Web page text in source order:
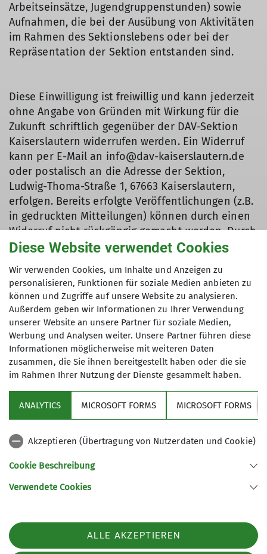
Arbeitseinsätze, Jugendgruppenstunden) sowie
Aufnahmen, die bei der Ausübung von Aktivitäten
im Rahmen des Sektionslebens oder bei der
Repräsentation der Sektion entstanden sind.
Diese Einwilligung ist freiwillig und kann jederzeit
ohne Angabe von Gründen mit Wirkung für die
Zukunft schriftlich gegenüber der DAV-Sektion
Kaiserslautern widerrufen werden. Ein Widerruf
kann per E-Mail an info@dav-kaiserslautern.de
oder postalisch an die Adresse der Sektion,
Ludwig-Thoma-Straße 1, 67663 Kaiserslautern,
erfolgen. Bereits erfolgte Veröffentlichungen (z.B.
in gedruckten Mitteilungen) können durch einen
Widerruf nicht rückgängig gemacht werden. Durch
den Widerruf der Einwilligung wird die
zum Widerruf erfolgten Verarbeitung nicht
berührt.
Partner
Service
67663 Kaiserslautern
Telefon +4963189291537
Diese Website verwendet Cookies
Wir verwenden Cookies, um Inhalte und Anzeigen zu
personalisieren, Funktionen für soziale Medien anbieten zu
können und Zugriffe auf unsere Website zu analysieren.
Außerdem geben wir Informationen zu Ihrer Verwendung
unserer Website an unsere Partner für soziale Medien,
Werbung und Analysen weiter. Unsere Partner führen diese
Informationen möglicherweise mit weiteren Daten
zusammen, die Sie ihnen bereitgestellt haben oder die sie
im Rahmen Ihrer Nutzung der Dienste gesammelt haben.
ANALYTICS MICROSOFT FORMS MICROSOFT FORMS
Akzeptieren (Übertragung von Nutzerdaten und Cookie)
Cookie Beschreibung
Verwendete Cookies
ALLE AKZEPTIEREN